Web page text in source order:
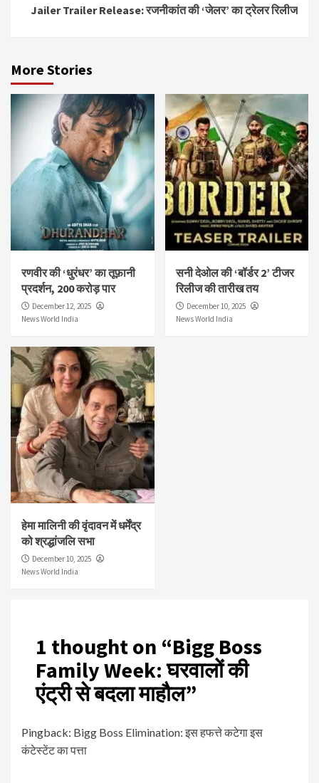
Jailer Trailer Release: रजनीकांत की ‘जेलर’ का ट्रेलर रिलीज
More Stories
रणवीर की ‘धुरंधर’ का तूफ़ानी
प्रदर्शन, 200 करोड़ पार
December 12, 2025
News World India
सनी देओल की ‘बॉर्डर 2’ टीजर
रिलीज की तारीख तय
December 10, 2025
News World India
हेमा मालिनी की वृंदावन में धर्मेंद्र
को श्रद्धांजलि सभा
December 10, 2025
News World India
1 thought on “Bigg Boss
Family Week: घरवालों की
एंट्री से बदला माहौल”
Pingback: Bigg Boss Elimination: इस हफत्ते कटेगा इस
कंटेस्टेंट का पत्ता